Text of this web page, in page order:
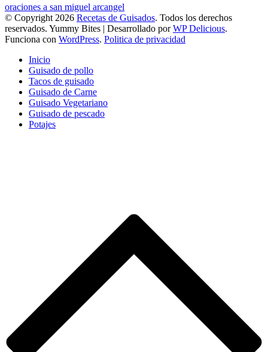
oraciones a san miguel arcangel
© Copyright 2026 Recetas de Guisados. Todos los derechos
reservados. Yummy Bites | Desarrollado porWP Delicious.
Funciona con WordPress. Politica de privacidad
Inicio
Guisado de pollo
Tacos de guisado
Guisado de Carne
Guisado Vegetariano
Guisado de pescado
Potajes